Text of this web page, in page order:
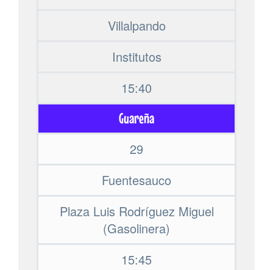
Villalpando
Institutos
15:40
Guareña
29
Fuentesauco
Plaza Luis Rodríguez Miguel
(Gasolinera)
15:45